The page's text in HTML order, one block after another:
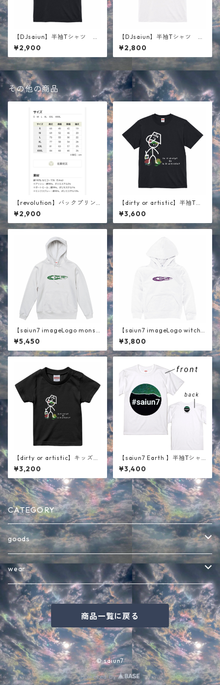
【DJsaiun】半袖Tシャツ ブ
ラック
¥2,900
【DJsaiun】半袖Tシャツ ホ
ワイト
¥2,800
その他の商品
【revolution】バックプリン
ト半袖Tシャツ ホワイト
¥2,900
【dirty or artistic】半袖Tシ
ャツ ブラック
¥3,600
【saiun7 imageLogo monst
er 】パーカー ホワイト
¥5,450
【saiun7 imageLogo witch
】キッズパーカー ホワイト
¥3,800
【dirty or artistic】キッズ半
袖Tシャツ ブラック
¥3,200
【saiun7 Earth 】半袖Tシャ
ツ ホワイト
¥3,400
CATEGORY
goods
バッグ
インテリア・その他雑貨
キャップ
バケットハット
wear
半袖Tシャツ
七分袖Tシャツ
長袖Tシャツ
商品一覧に戻る
© saiun7
Powered by